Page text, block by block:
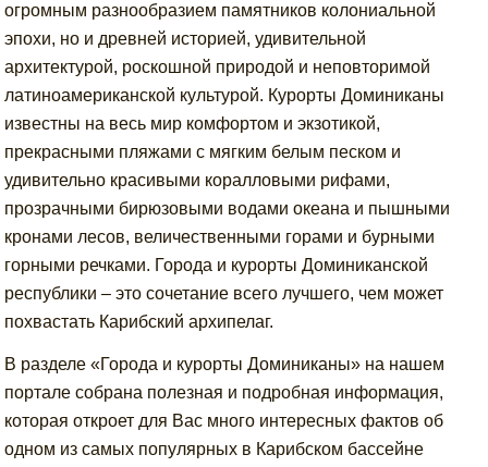
огромным разнообразием памятников колониальной
эпохи, но и древней историей, удивительной
архитектурой, роскошной природой и неповторимой
латиноамериканской культурой. Курорты Доминиканы
известны на весь мир комфортом и экзотикой,
прекрасными пляжами с мягким белым песком и
удивительно красивыми коралловыми рифами,
прозрачными бирюзовыми водами океана и пышными
кронами лесов, величественными горами и бурными
горными речками. Города и курорты Доминиканской
республики – это сочетание всего лучшего, чем может
похвастать Карибский архипелаг.
В разделе «Города и курорты Доминиканы» на нашем
портале собрана полезная и подробная информация,
которая откроет для Вас много интересных фактов об
одном из самых популярных в Карибском бассейне